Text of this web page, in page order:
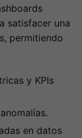
satisfacer una
permitiendo
y KPIs
en datos